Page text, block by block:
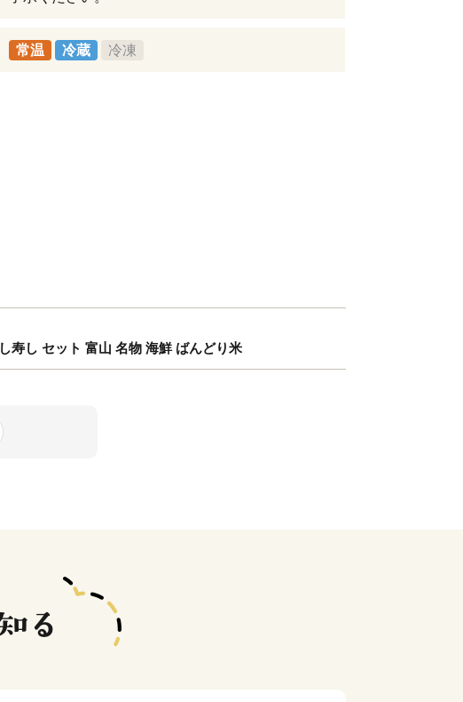
常温 冷蔵 冷凍
寿し セット 富山 名物 海鮮 ばんどり米